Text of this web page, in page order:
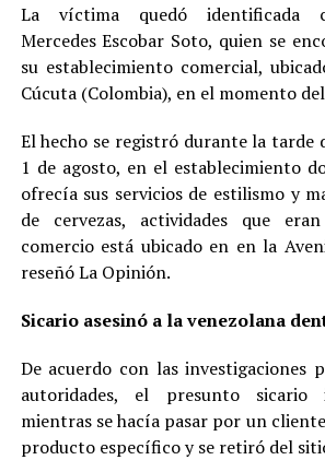
La víctima quedó identificada
Mercedes Escobar Soto, quien se
su establecimiento comercial,
Cúcuta (Colombia), en el momento
El hecho se registró durante la tarde
1 de agosto, en el establecimiento
ofrecía sus servicios de estilismo y
de cervezas, actividades que
comercio está ubicado en en la
reseñó La Opinión.
Sicario asesinó a la venezolana
De acuerdo con las investigaciones
autoridades, el presunto
mientras se hacía pasar por un
producto específico y se retiró del